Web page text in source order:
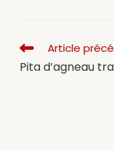
Article
Pita d’agneau